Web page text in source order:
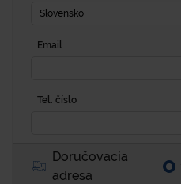
Slovensko
Email
Tel. číslo
Doručovacia
adresa